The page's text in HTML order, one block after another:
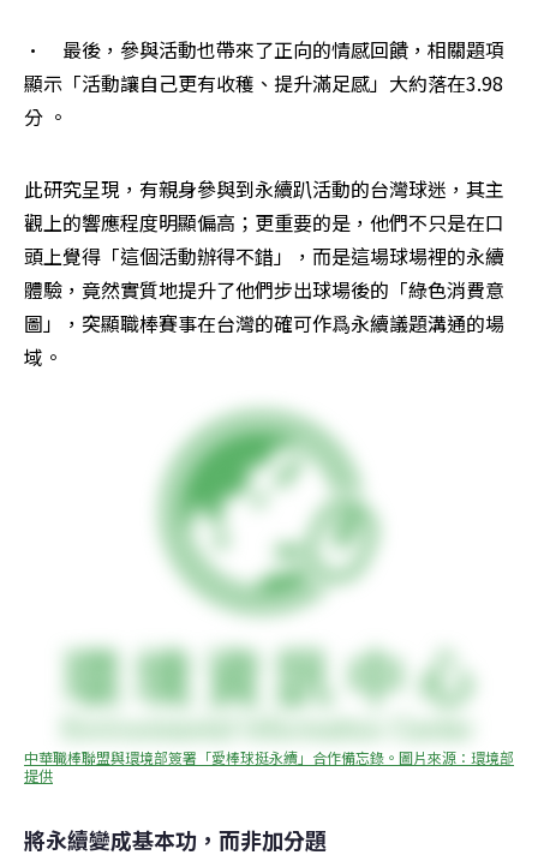
•	最後，參與活動也帶來了正向的情感回饋，相關題項
顯示「活動讓自己更有收穫、提升滿足感」大約落在3.98
分 。
此研究呈現，有親身參與到永續趴活動的台灣球迷，其主
觀上的響應程度明顯偏高；更重要的是，他們不只是在口
頭上覺得「這個活動辦得不錯」，而是這場球場裡的永續
體驗，竟然實質地提升了他們步出球場後的「綠色消費意
圖」，突顯職棒賽事在台灣的確可作爲永續議題溝通的場
域。
中華職棒聯盟與環境部簽署「愛棒球挺永續」合作備忘錄。圖片來源：環境部
提供
將永續變成基本功，而非加分題